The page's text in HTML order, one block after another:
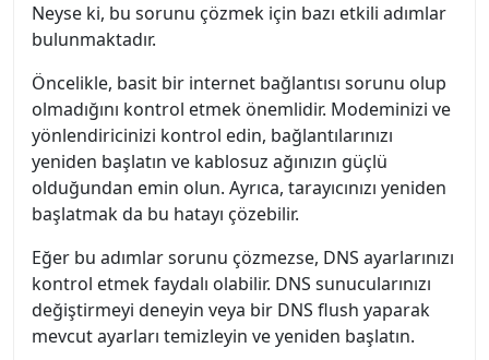
Neyse ki, bu sorunu çözmek için bazı etkili adımlar
bulunmaktadır.
Öncelikle, basit bir internet bağlantısı sorunu olup
olmadığını kontrol etmek önemlidir. Modeminizi ve
yönlendiricinizi kontrol edin, bağlantılarınızı
yeniden başlatın ve kablosuz ağınızın güçlü
olduğundan emin olun. Ayrıca, tarayıcınızı yeniden
başlatmak da bu hatayı çözebilir.
Eğer bu adımlar sorunu çözmezse, DNS ayarlarınızı
kontrol etmek faydalı olabilir. DNS sunucularınızı
değiştirmeyi deneyin veya bir DNS flush yaparak
mevcut ayarları temizleyin ve yeniden başlatın.